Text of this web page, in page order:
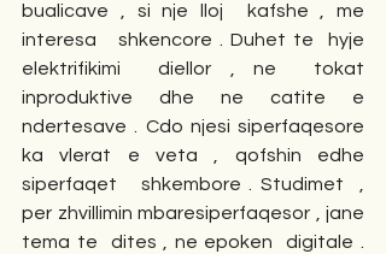
bualicave , si nje lloj  kafshe , me
interesa   shkencore . Duhet te  hyje
elektrifikimi  diellor , ne  tokat
inproduktive dhe ne catite e
ndertesave . Cdo njesi siperfaqesore
ka vlerat e veta , qofshin edhe
siperfaqet   shkembore . Studimet  ,
per zhvillimin mbaresiperfaqesor , jane
tema te  dites , ne epoken  digitale .